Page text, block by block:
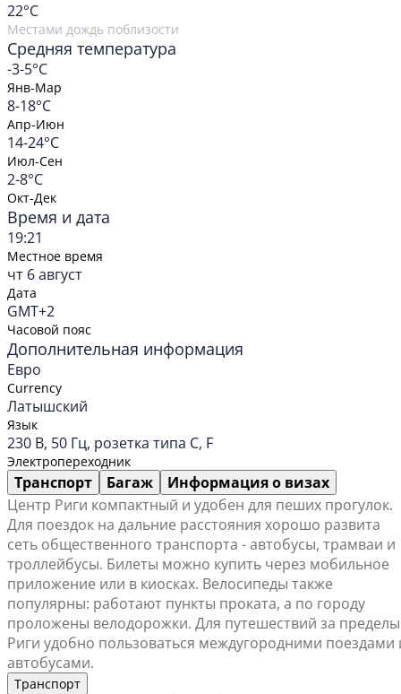
22°C
Местами дождь поблизости
Средняя температура
-3-5°C
Янв-Мар
8-18°C
Апр-Июн
14-24°C
Июл-Сен
2-8°C
Окт-Дек
Время и дата
19:21
Местное время
чт 6 август
Дата
GMT+2
Часовой пояс
Дополнительная информация
Евро
Currency
Латышский
Язык
230 В, 50 Гц, розетка типа C, F
Электропереходник
Транспорт Багаж
Информация о визах
Центр Риги компактный и удобен для пеших прогулок.
Для поездок на дальние расстояния хорошо развита
сеть общественного транспорта - автобусы, трамваи и
троллейбусы. Билеты можно купить через мобильное
приложение или в киосках. Велосипеды также
популярны: работают пункты проката, а по городу
проложены велодорожки. Для путешествий за пределы
Риги удобно пользоваться междугородними поездами
автобусами.
Транспорт